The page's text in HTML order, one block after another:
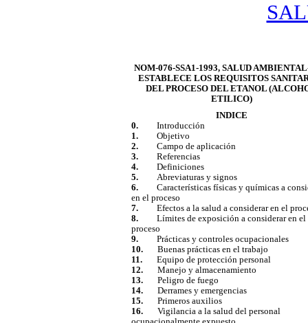
NOM-076-SSA1-1993, SALUD
ESTABLECE LOS REQUISITOS
DEL PROCESO DEL ETANOL
ETILICO)
INDICE
0.Introducción
1.Objetivo
2.Campo de aplicación
3.Referencias
4.Definiciones
5.Abreviaturas y signos
6.Características físicas y químicas a
en el proceso
7.Efectos a la salud a considerar en el
8.Límites de exposición a considerar en el
proceso
9.Prácticas y controles ocupacionales
10.Buenas prácticas en el trabajo
11.Equipo de protección personal
12.Manejo y almacenamiento
13.Peligro de fuego
14.Derrames y emergencias
15.Primeros auxilios
16.Vigilancia a la salud del personal